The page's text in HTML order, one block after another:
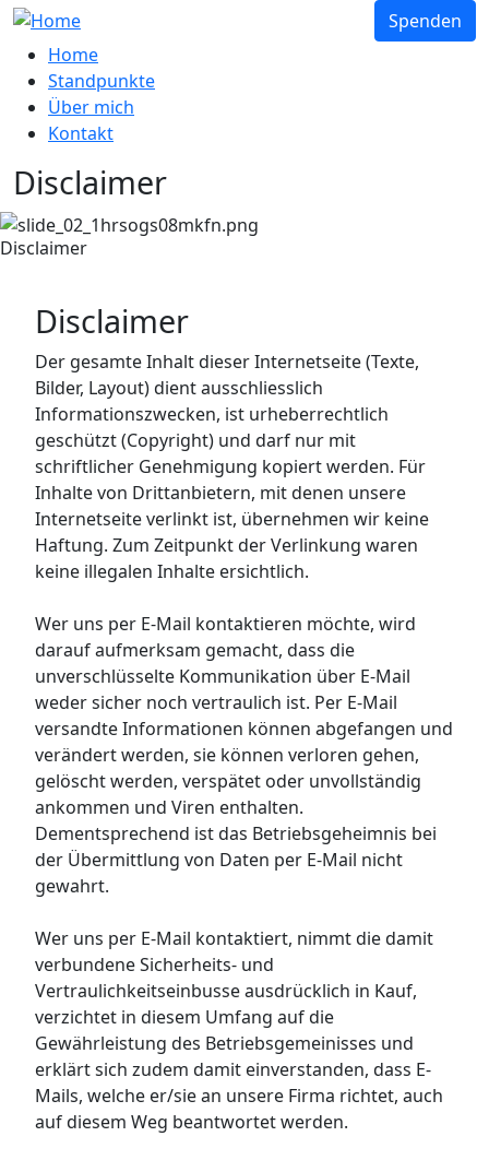
Spenden
Home
Standpunkte
Über mich
Kontakt
Disclaimer
Disclaimer
Disclaimer
Der gesamte Inhalt dieser Internetseite (Texte,
Bilder, Layout) dient ausschliesslich
Informationszwecken, ist urheberrechtlich
geschützt (Copyright) und darf nur mit
schriftlicher Genehmigung kopiert werden. Für
Inhalte von Drittanbietern, mit denen unsere
Internetseite verlinkt ist, übernehmen wir keine
Haftung. Zum Zeitpunkt der Verlinkung waren
keine illegalen Inhalte ersichtlich.
Wer uns per E-Mail kontaktieren möchte, wird
darauf aufmerksam gemacht, dass die
unverschlüsselte Kommunikation über E-Mail
weder sicher noch vertraulich ist. Per E-Mail
versandte Informationen können abgefangen und
verändert werden, sie können verloren gehen,
gelöscht werden, verspätet oder unvollständig
ankommen und Viren enthalten.
Dementsprechend ist das Betriebsgeheimnis bei
der Übermittlung von Daten per E-Mail nicht
gewahrt.
Wer uns per E-Mail kontaktiert, nimmt die damit
verbundene Sicherheits- und
Vertraulichkeitseinbusse ausdrücklich in Kauf,
verzichtet in diesem Umfang auf die
Gewährleistung des Betriebsgemeinisses und
erklärt sich zudem damit einverstanden, dass E-
Mails, welche er/sie an unsere Firma richtet, auch
auf diesem Weg beantwortet werden.